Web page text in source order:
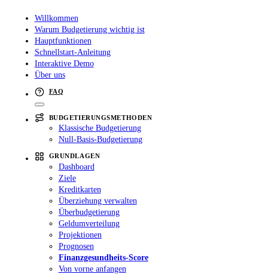
Willkommen
Warum Budgetierung wichtig ist
Hauptfunktionen
Schnellstart-Anleitung
Interaktive Demo
Über uns
FAQ
BUDGETIERUNGSMETHODEN
Klassische Budgetierung
Null-Basis-Budgetierung
GRUNDLAGEN
Dashboard
Ziele
Kreditkarten
Überziehung verwalten
Überbudgetierung
Geldumverteilung
Projektionen
Prognosen
Finanzgesundheits-Score
Von vorne anfangen